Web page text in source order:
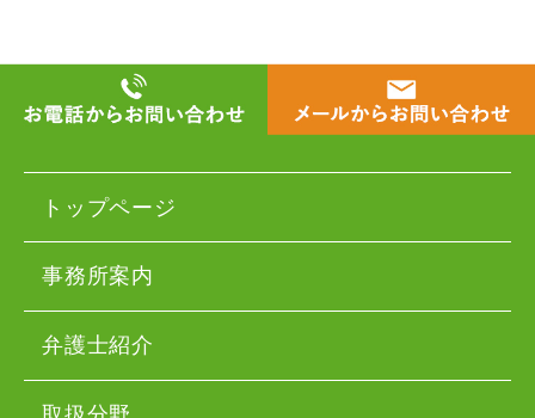
トップページ
事務所案内
弁護士紹介